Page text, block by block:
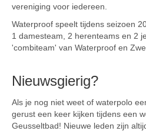
vereniging voor iedereen.
Waterproof speelt tijdens seizoen
1 damesteam, 2 herenteams en 2
'combiteam' van Waterproof en
Nieuwsgierig?
Als je nog niet weet of waterpolo
gerust een keer kijken tijdens een
Geusseltbad! Nieuwe leden zijn